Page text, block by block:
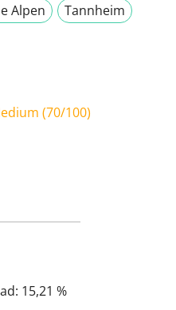
Alpen
Tannheim
(70/100)
15,21 %